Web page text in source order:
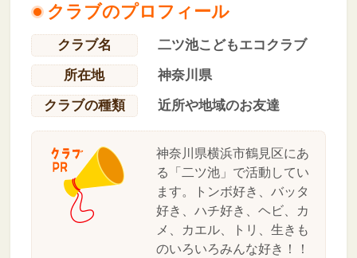
クラブのプロフィール
クラブ名
二ツ池こどもエコクラブ
所在地
神奈川県
クラブの種類
近所や地域のお友達
神奈川県横浜市鶴見区にあ
る「二ツ池」で活動してい
ます。トンボ好き、バッタ
好き、ハチ好き、ヘビ、カ
メ、カエル、トリ、生きも
のいろいろみんな好き！！